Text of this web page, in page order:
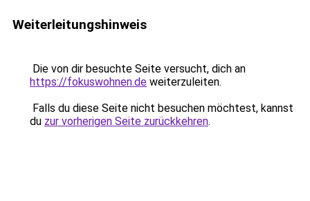
Weiterleitungshinweis
Die von dir besuchte Seite versucht, dich an
https://fokuswohnen.de weiterzuleiten.
Falls du diese Seite nicht besuchen möchtest, kannst
du zur vorherigen Seite zurückkehren.